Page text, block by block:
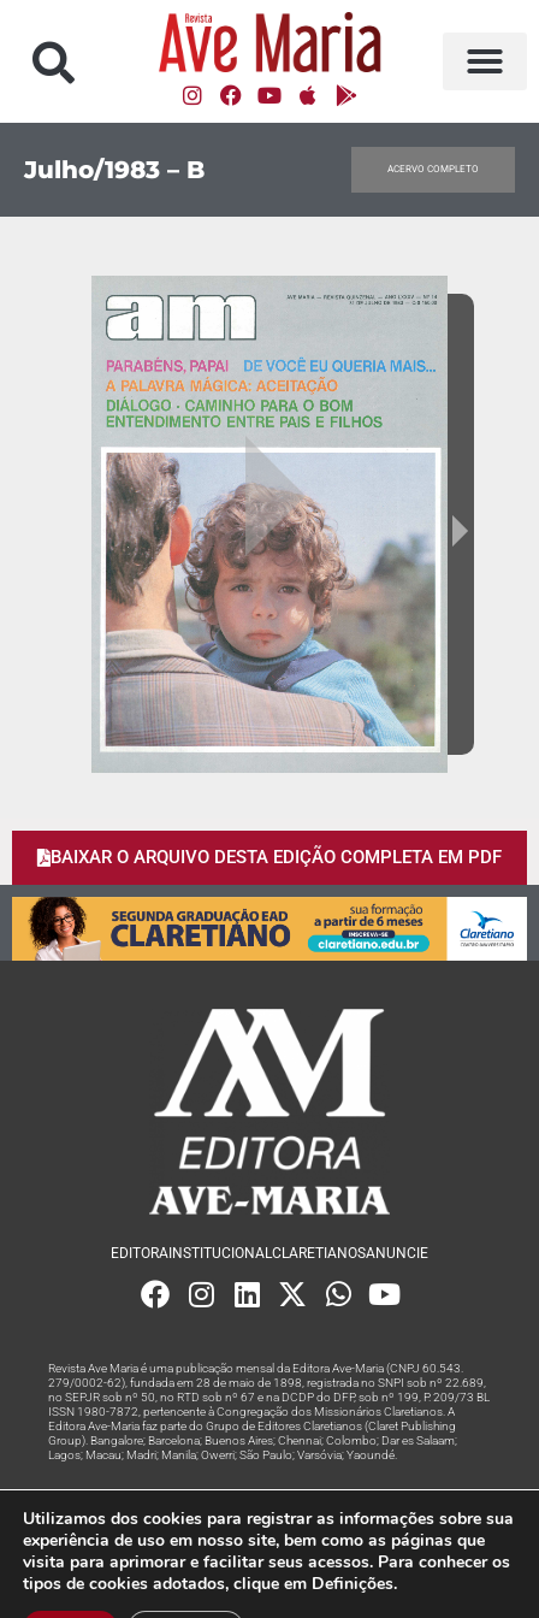
Julho/1983 – B ACERVO COMPLETO
BAIXAR O ARQUIVO DESTA EDIÇÃO COMPLETA EM PDF
EDITORA INSTITUCIONALCLARETIANOSANUNCIE
Revista Ave Maria é uma publicação mensal da Editora Ave-Maria (CNPJ 60.543.
279/0002-62), fundada em 28 de maio de 1898, registrada no SNPI sob nº 22.689,
no SEPJR sob nº 50, no RTD sob nº 67 e na DCDP do DFP, sob nº 199, P. 209/73 BL
ISSN 1980-7872, pertencente à Congregação dos Missionários Claretianos. A
Editora Ave-Maria faz parte do Grupo de Editores Claretianos (Claret Publishing
Group). Bangalore; Barcelona; Buenos Aires; Chennai; Colombo; Dar es Salaam;
Lagos; Macau; Madri; Manila; Owerri; São Paulo; Varsóvia; Yaoundé.
Rede
© Todos os Direitos Reservados
Utilizamos dos cookies para registrar as informações sobre sua
experiência de uso em nosso site, bem como as páginas que
visita para aprimorar e facilitar seus acessos. Para conhecer os
tipos de cookies adotados, clique em Definições.